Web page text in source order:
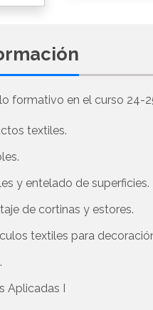
formativo en el curso 24-
textiles.
y entelado de superficies.
de cortinas y estores.
textiles para
Aplicadas I